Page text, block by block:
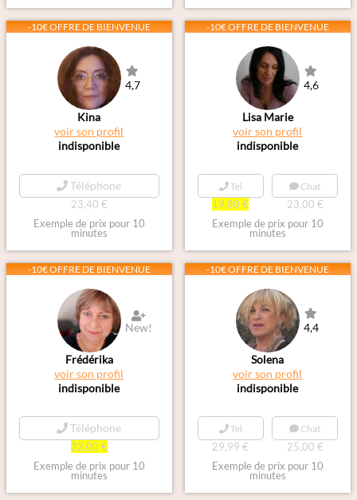
-10€ OFFRE DE BIENVENUE
4,7
Kina
voir son profil
indisponible
Téléphone
23,40 €
Exemple de prix pour 10
minutes
-10€ OFFRE DE BIENVENUE
4,6
Lisa Marie
voir son profil
indisponible
Tel
19,80 €
Chat
23,00 €
Exemple de prix pour 10
minutes
-10€ OFFRE DE BIENVENUE
New!
Frédérika
voir son profil
indisponible
Téléphone
22,00 €
Exemple de prix pour 10
minutes
-10€ OFFRE DE BIENVENUE
4,4
Solena
voir son profil
indisponible
Tel
29,99 €
Chat
25,00 €
Exemple de prix pour 10
minutes